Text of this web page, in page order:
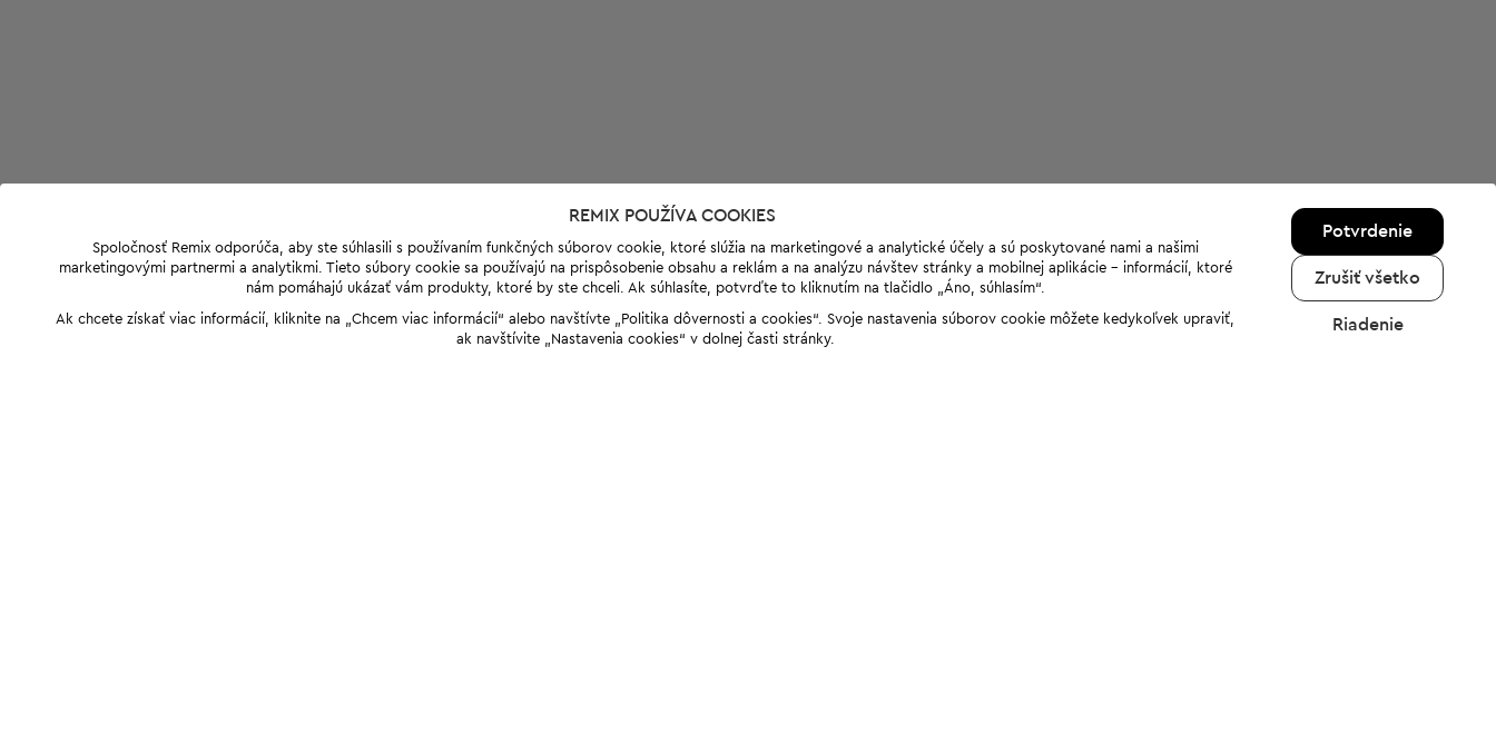
REMIX POUŽÍVA COOKIES
Spoločnosť Remix odporúča, aby ste súhlasili s používaním funkčných súborov cookie, ktoré slúžia na marketingové a analytické účely a sú poskytované nami a našimi
marketingovými partnermi a analytikmi. Tieto súbory cookie sa používajú na prispôsobenie obsahu a reklám a na analýzu návštev stránky a mobilnej aplikácie - informácií, ktoré
nám pomáhajú ukázať vám produkty, ktoré by ste chceli. Ak súhlasíte, potvrďte to kliknutím na tlačidlo „Áno, súhlasím“.
Ak chcete získať viac informácií, kliknite na „Chcem viac informácií“ alebo navštívte „Politika dôvernosti a cookies“. Svoje nastavenia súborov cookie môžete kedykoľvek upraviť,
ak navštívite „Nastavenia cookies“ v dolnej časti stránky.
Potvrdenie
Zrušiť všetko
Riadenie